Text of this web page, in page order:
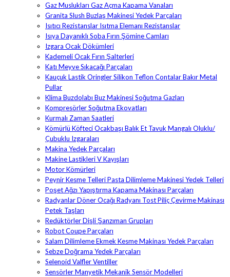
Gaz Muslukları Gaz Açma Kapama Vanaları
Granita Slush Buzlaş Makinesi Yedek Parçaları
Isıtıcı Rezistanslar Isıtma Elemanı Rezistanslar
Isıya Dayanıklı Soba Fırın Şömine Camları
Izgara Ocak Dökümleri
Kademeli Ocak Fırın Şalterleri
Katı Meyve Sıkacağı Parçaları
Kauçuk Lastik Oringler Silikon Teflon Contalar Bakır Metal
Pullar
Klima Buzdolabı Buz Makinesi Soğutma Gazları
Kompresörler Soğutma Ekovatları
Kurmalı Zaman Saatleri
Kömürlü Köfteci Ocakbaşı Balık Et Tavuk Mangalı Oluklu/
Çubuklu Izgaraları
Makina Yedek Parçaları
Makine Lastikleri V Kayışları
Motor Kömürleri
Peynir Kesme Telleri Pasta Dilimleme Makinesi Yedek Telleri
Poşet Ağzı Yapıştırma Kapama Makinası Parçaları
Radyanlar Döner Ocağı Radyanı Tost Piliç Çevirme Makinası
Petek Taşları
Redüktörler Dişli Şanzıman Grupları
Robot Coupe Parçaları
Salam Dilimleme Ekmek Kesme Makinası Yedek Parçaları
Sebze Doğrama Yedek Parçaları
Selenoid Valfler Ventiller
Sensörler Manyetik Mekanik Sensör Modelleri